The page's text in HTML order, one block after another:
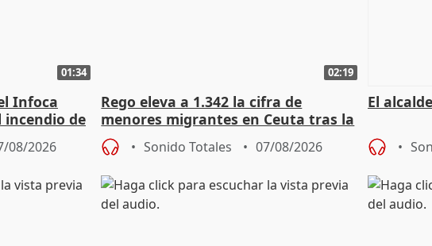
01:34
Infoca
de
08/2026
02:19
Rego eleva a 1.342 la cifra de
menores migrantes en Ceuta tras la
entrada masiva
Sonido Totales 07/08/2026
El